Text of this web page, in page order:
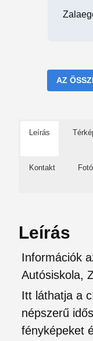
AZ
Leírás
Kontakt
Leírás
Információk
Autósiskola,
Itt láthatja a
népszerű
fényképeket